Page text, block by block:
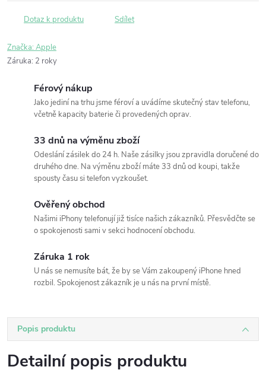
Dotaz k produktu Sdílet
Značka: Apple
Záruka: 2 roky
Férový nákup
Jako jediní na trhu jsme féroví a uvádíme skutečný stav telefonu,
včetně kapacity baterie či provedených oprav.
33 dnů na výměnu zboží
Odeslání zásilek do 24 h. Naše zásilky jsou zpravidla doručené do
druhého dne. Na výměnu zboží máte 33 dnů od koupi, takže
spousty času si telefon vyzkoušet.
Ověřený obchod
Našimi iPhony telefonují již tisíce našich zákazníků. Přesvědčte se
o spokojenosti sami v sekci hodnocení obchodu.
Záruka 1 rok
U nás se nemusíte bát, že by se Vám zakoupený iPhone hned
rozbil. Spokojenost zákazník je u nás na první místě.
Popis produktu
Detailní popis produktu